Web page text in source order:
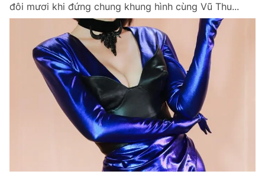
đôi mươi khi đứng chung khung hình cùng Vũ Thu...